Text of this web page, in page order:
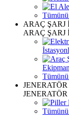
ARAÇ ŞARJ
ARAÇ ŞARJ